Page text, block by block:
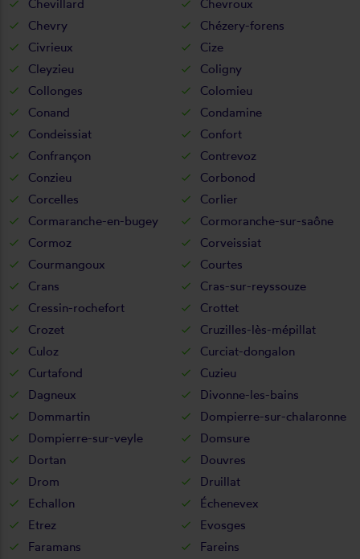
Chevillard
Chevroux
Chevry
Chézery-forens
Civrieux
Cize
Cleyzieu
Coligny
Collonges
Colomieu
Conand
Condamine
Condeissiat
Confort
Confrançon
Contrevoz
Conzieu
Corbonod
Corcelles
Corlier
Cormaranche-en-bugey
Cormoranche-sur-saône
Cormoz
Corveissiat
Courmangoux
Courtes
Crans
Cras-sur-reyssouze
Cressin-rochefort
Crottet
Crozet
Cruzilles-lès-mépillat
Culoz
Curciat-dongalon
Curtafond
Cuzieu
Dagneux
Divonne-les-bains
Dommartin
Dompierre-sur-chalaronne
Dompierre-sur-veyle
Domsure
Dortan
Douvres
Drom
Druillat
Echallon
Échenevex
Etrez
Evosges
Faramans
Fareins